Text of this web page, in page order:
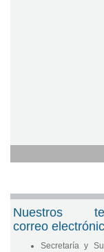
Nuestros
correo
Secretaría y